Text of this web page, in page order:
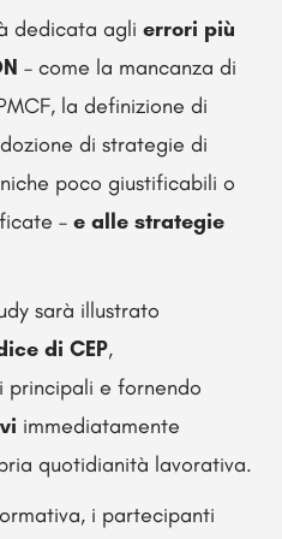
dedicata agli errori più
– come la mancanza di
la definizione di
di strategie di
poco giustificabili o
– e alle strategie
sarà illustrato
di CEP,
principali e fornendo
immediatamente
quotidianità lavorativa.
i partecipanti